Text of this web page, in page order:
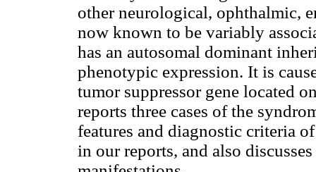
other neurological, ophthalmic,
now known to be variably
has an autosomal dominant
phenotypic expression. It is
tumor suppressor gene located
reports three cases of the
features and diagnostic criteria
in our reports, and also